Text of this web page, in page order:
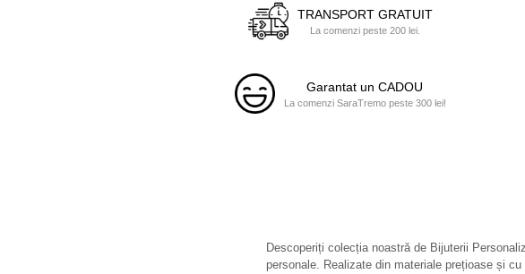
Facebook
TRANSPORT GRATUIT
La comenzi peste 200 lei.
Garantat un CADOU
La comenzi SaraTremo peste 300 lei!
Descoperiți colecția noastră de Bijuterii
personale. Realizate din materiale prețioase și